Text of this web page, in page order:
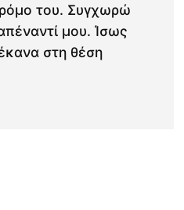
του. Συγχωρώ
μου. Ίσως
στη θέση